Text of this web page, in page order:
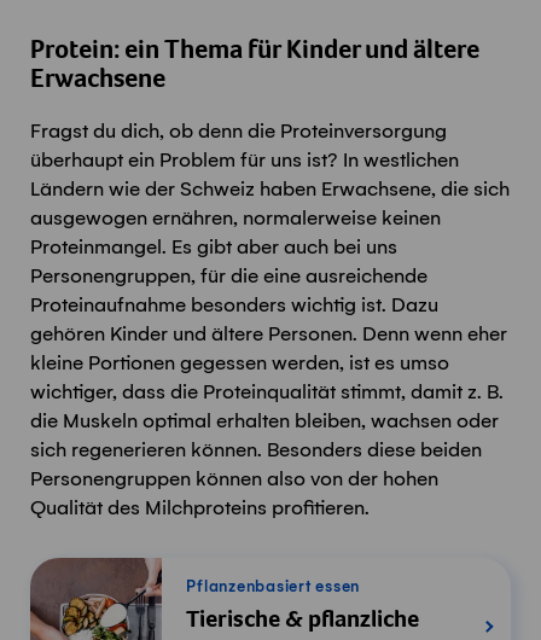
Protein: ein Thema für Kinder und ältere
Erwachsene
Fragst du dich, ob denn die Proteinversorgung
überhaupt ein Problem für uns ist? In westlichen
Ländern wie der Schweiz haben Erwachsene, die sich
ausgewogen ernähren, normalerweise keinen
Proteinmangel. Es gibt aber auch bei uns
Personengruppen, für die eine ausreichende
Proteinaufnahme besonders wichtig ist. Dazu
gehören Kinder und ältere Personen. Denn wenn eher
kleine Portionen gegessen werden, ist es umso
wichtiger, dass die Proteinqualität stimmt, damit z. B.
die Muskeln optimal erhalten bleiben, wachsen oder
sich regenerieren können. Besonders diese beiden
Personengruppen können also von der hohen
Qualität des Milchproteins profitieren.
Pflanzenbasiert essen
Tierische & pflanzliche